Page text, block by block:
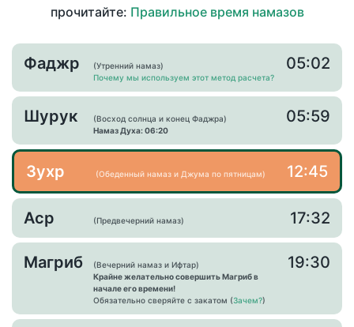
прочитайте: Правильное время намазов
Фаджр
(Утренний намаз)
Почему мы используем этот метод расчета?
05:02
Шурук
(Восход солнца и конец Фаджра)
Намаз Духа: 06:20
05:59
Зухр (Обеденный намаз и Джума по пятницам) 12:45
Аср (Предвечерний намаз) 17:32
Магриб
(Вечерний намаз и Ифтар)
Крайне желательно совершить Магриб в
начале его времени!
Обязательно сверяйте с закатом (Зачем?)
19:30